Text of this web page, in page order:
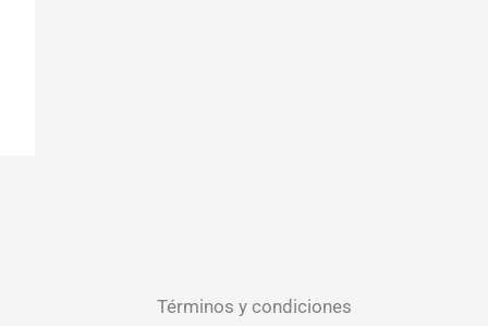
Términos y condiciones